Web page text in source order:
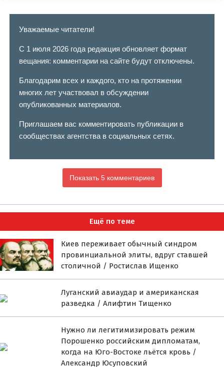
Уважаемые читатели!
С 1 июля 2026 года редакция обновляет формат
вещания: комментарии на сайте будут отключены.
Благодарим всех и каждого, кто на протяжении
многих лет участвовал в обсуждении
опубликованных материалов.
Приглашаем вас комментировать публикации в
сообществах агентства в социальных сетях.
Показать 5 комментариев
Ещё по теме
Киев переживает обычный синдром
провинциальной элиты, вдруг ставшей
столичной / Ростислав Ищенко
Луганский авиаудар и американская
разведка / Алифтин Тищенко
Нужно ли легитимизировать режим
Порошенко российским дипломатам,
когда на Юго-Востоке льётся кровь /
Александр Юсуповский